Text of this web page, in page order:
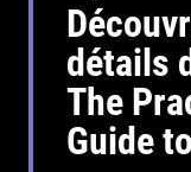
détails
The
Guide